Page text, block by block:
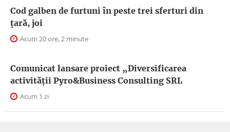
Cod galben de furtuni în peste trei sferturi din
țară, joi
Acum 20 ore, 2 minute
Comunicat lansare proiect „Diversificarea
activității Pyro&Business Consulting SRL
Acum 1 zi